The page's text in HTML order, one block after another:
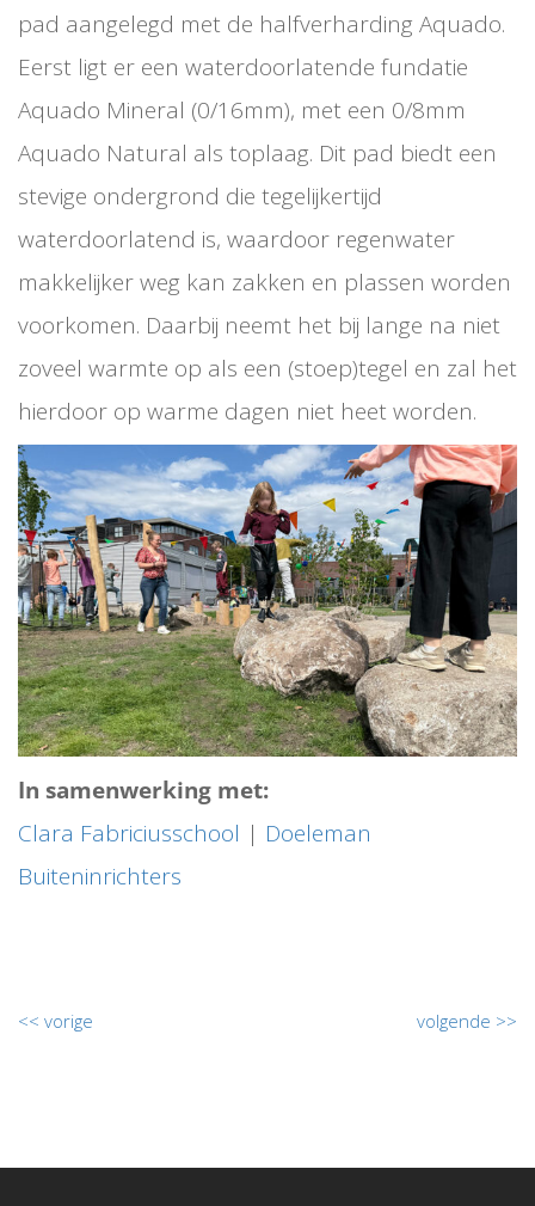
pad aangelegd met de halfverharding Aquado.
Eerst ligt er een waterdoorlatende fundatie
Aquado Mineral (0/16mm), met een 0/8mm
Aquado Natural als toplaag. Dit pad biedt een
stevige ondergrond die tegelijkertijd
waterdoorlatend is, waardoor regenwater
makkelijker weg kan zakken en plassen worden
voorkomen. Daarbij neemt het bij lange na niet
zoveel warmte op als een (stoep)tegel en zal het
hierdoor op warme dagen niet heet worden.
In samenwerking met:
Clara Fabriciusschool | Doeleman
Buiteninrichters
<< vorige volgende >>